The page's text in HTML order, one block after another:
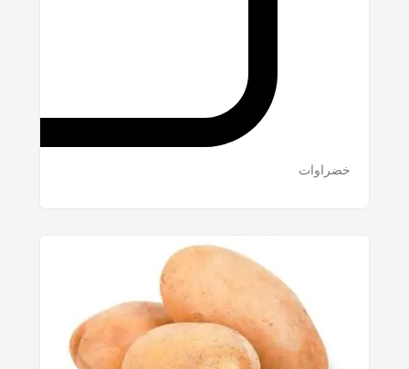
خضراوات